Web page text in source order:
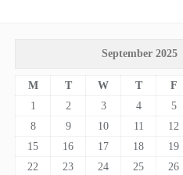
September 2025
M T W T F
1
2 3 4 5
8
9 10 11 12
15
16 17 18 19
22
23 24 25 26